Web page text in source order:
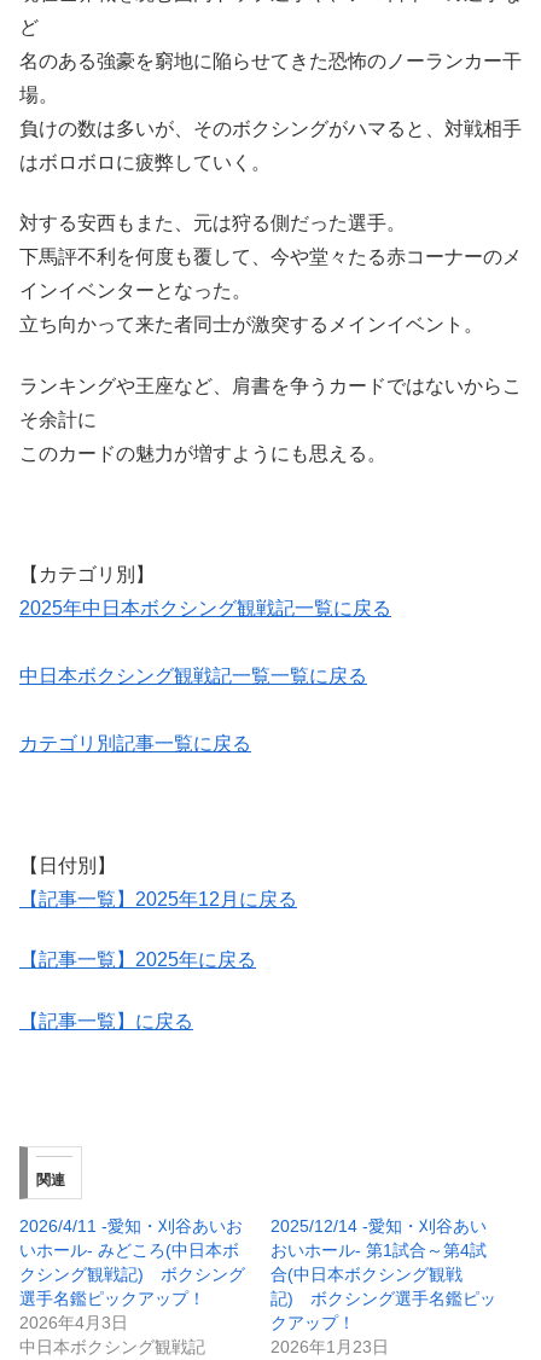
ど
名のある強豪を窮地に陥らせてきた恐怖のノーランカー干
場。
負けの数は多いが、そのボクシングがハマると、対戦相手
はボロボロに疲弊していく。
対する安西もまた、元は狩る側だった選手。
下馬評不利を何度も覆して、今や堂々たる赤コーナーのメ
インイベンターとなった。
立ち向かって来た者同士が激突するメインイベント。
ランキングや王座など、肩書を争うカードではないからこ
そ余計に
このカードの魅力が増すようにも思える。
【カテゴリ別】
2025年中日本ボクシング観戦記一覧に戻る
中日本ボクシング観戦記一覧一覧に戻る
カテゴリ別記事一覧に戻る
【日付別】
【記事一覧】2025年12月に戻る
【記事一覧】2025年に戻る
【記事一覧】に戻る
関連
2026/4/11 -愛知・刈谷あいお
いホール- みどころ(中日本ボ
クシング観戦記) ボクシング
選手名鑑ピックアップ！
2026年4月3日
中日本ボクシング観戦記
2025/12/14 -愛知・刈谷あい
おいホール- 第1試合～第4試
合(中日本ボクシング観戦
記) ボクシング選手名鑑ピッ
クアップ！
2026年1月23日